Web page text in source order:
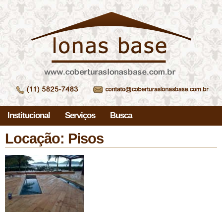
Institucional Serviços Busca
Locação: Pisos